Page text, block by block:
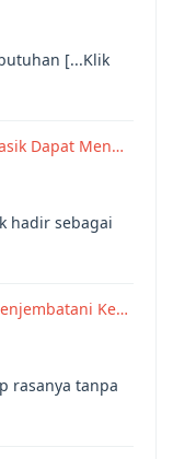
[...Klik
Dapat Men…
hadir sebagai
Ke…
rasanya tanpa